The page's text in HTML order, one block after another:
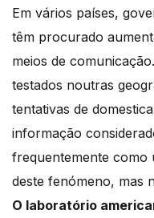
Em vários países,
têm procurado
meios de
testados noutras
tentativas de
informação
frequentemente como
deste fenómeno, mas
O laboratório